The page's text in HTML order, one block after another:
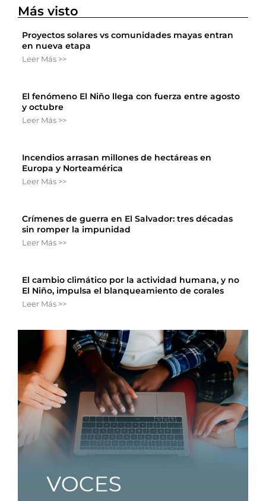
Más visto
Proyectos solares vs comunidades mayas entran
en nueva etapa
Leer Más >>
El fenómeno El Niño llega con fuerza entre agosto
y octubre
Leer Más >>
Incendios arrasan millones de hectáreas en
Europa y Norteamérica
Leer Más >>
Crímenes de guerra en El Salvador: tres décadas
sin romper la impunidad
Leer Más >>
El cambio climático por la actividad humana, y no
El Niño, impulsa el blanqueamiento de corales
Leer Más >>